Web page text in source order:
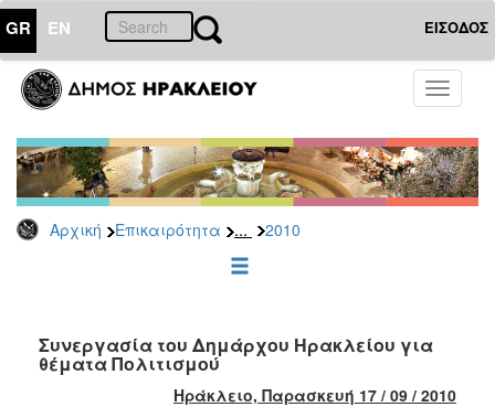
GR EN ΕΙΣΟΔΟΣ
Toggle
Αρχική Επικαιρότητα ... 2010
ΕΠΙΚΑΙΡΟΤΗΤΑ
Τύπου
Αρχείο
2026
2025
2022
2021
Συνεργασία του Δημάρχου Ηρακλείου για
θέματα Πολιτισμού
Ηράκλειο, Παρασκευή 17 / 09 / 2010